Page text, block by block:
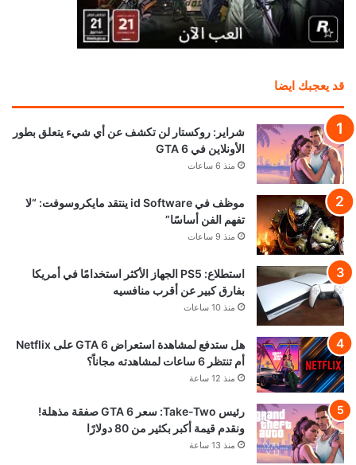
قد يعجبك ايضا
شراير: روكستار لن تكشف عن أي شيء يتعلق بطور
الأونلاين في GTA 6
منذ 6 ساعات
موظف في id Software ينتقد مايكروسوفت: “لا
تفهم الفن أساسًا”
منذ 9 ساعات
استطلاع: PS5 الجهاز الأكثر استخدامًا في أمريكا
بفارق كبير عن أقرب منافسيه
منذ 10 ساعات
هل ستدفع لمشاهدة استعراض GTA 6 على Netflix
أم تنتظر 6 ساعات لمشاهدته مجاناً؟
منذ 12 ساعة
رئيس Take-Two: سعر GTA 6 صفقة مذهلة!
ونقدم قيمة أكبر بكثير من 80 دولارًا
منذ 13 ساعة